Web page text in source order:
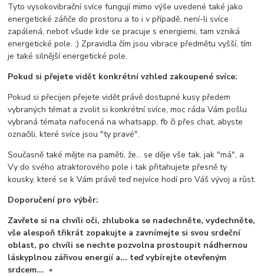
Tyto vysokovibrační svíce fungují mimo výše uvedené také jako
energetické zářiče do prostoru a to i v případě, není-li svíce
zapálená, neboť všude kde se pracuje s energiemi, tam vzniká
energetické pole. ;) Zpravidla čím jsou vibrace předmětu vyšší, tím
je také silnější energetické pole.
Pokud si přejete vidět konkrétní vzhled zakoupené svíce:
Pokud si přecijen přejete vidět právě dostupné kusy předem
vybraných témat a zvolit si konkrétní svíce, moc ráda Vám pošlu
vybraná témata nafocená na whatsapp, fb či přes chat, abyste
označili, které svíce jsou "ty pravé".
Současně také mějte na paměti, že... se děje vše tak, jak "má", a
Vy do svého atraktorového pole i tak přitahujete přesně ty
kousky, které se k Vám právě teď nejvíce hodí pro Váš vývoj a růst.
Doporučení pro výběr:
Zavřete si na chvíli oči, zhluboka se nadechněte, vydechněte,
vše alespoň třikrát zopakujte a zavnímejte si svou srdeční
oblast, po chvíli se nechte pozvolna prostoupit nádhernou
láskyplnou zářivou energií a... teď vybírejte otevřeným
srdcem...
♥